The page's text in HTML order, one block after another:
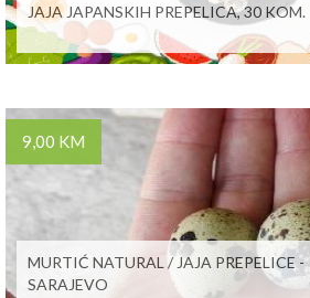
JAJA JAPANSKIH PREPELICA, 30 KOM.
9,00 KM
MURTIĆ NATURAL / JAJA PREPELICE -
SARAJEVO